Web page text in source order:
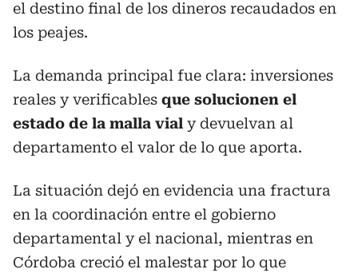
el destino final de los dineros recaudados en
los peajes.
La demanda principal fue clara: inversiones
reales y verificables que solucionen el
estado de la malla vial y devuelvan al
departamento el valor de lo que aporta.
La situación dejó en evidencia una fractura
en la coordinación entre el gobierno
departamental y el nacional, mientras en
Córdoba creció el malestar por lo que